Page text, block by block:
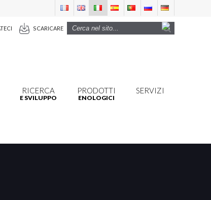
SCARICARE
RICERCA
E SVILUPPO
PRODOTTI
ENOLOGICI
SERVIZI